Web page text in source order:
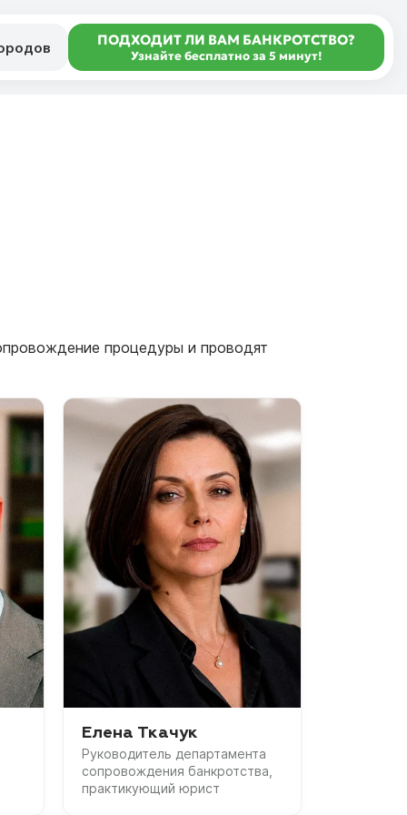
ПОДХОДИТ ЛИ ВАМ БАНКРОТСТВО?
Узнайте бесплатно за 5 минут!
процедуры и проводят
Елена Ткачук
Руководитель департамента
сопровождения банкротства,
практикующий юрист